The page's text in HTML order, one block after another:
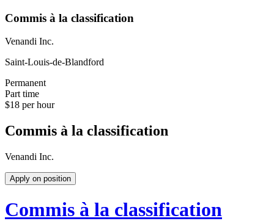
Commis à la classification
Venandi Inc.
Saint-Louis-de-Blandford
Permanent
Part time
$18 per hour
Commis à la classification
Venandi Inc.
Apply on position
Commis à la classification